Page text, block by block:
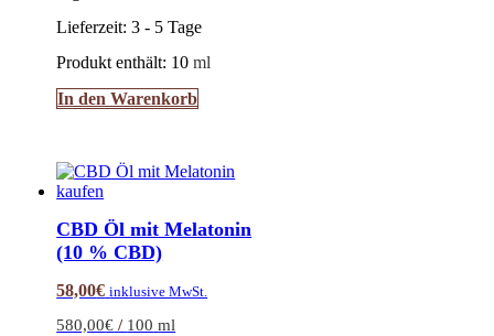
Lieferzeit:3 - 5 Tage
Produkt enthält: 10ml
In den Warenkorb
CBD Öl mit Melatonin
(10 % CBD)
58,00€ inklusive MwSt.
580,00€ / 100 ml